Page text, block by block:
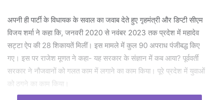
अपनी ही पार्टी के विधायक के सवाल का जवाब देते हुए गृहमंत्री और डिप्टी सीएम
विजय शर्मा ने कहा कि, जनवरी 2020 से नवंबर 2023 तक प्रदेश में महादेव
सट्टा ऐप की 28 शिकायतें मिलीं। इस मामले में कुल 90 अपराध पंजीबद्ध किए
गए। इस पर राजेश मूणत ने कहा- यह सरकार के संज्ञान में कब आया? पूर्ववर्ती
सरकार ने नौजवानों को गलत काम में लगाने का काम किया। पूरे प्रदेश में युवाओं
को ठगने का काम किया।